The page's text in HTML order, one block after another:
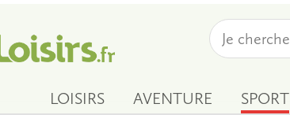
LOISIRS AVENTURE SPORT